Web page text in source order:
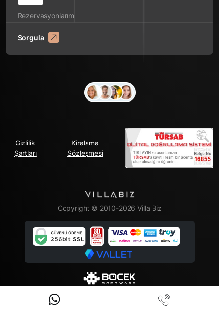
Rezervasyonlarım
Sorgula
Gizlilik
Şartları
Kiralama
Sözleşmesi
Copyright © 2010-2026 Villa Biz